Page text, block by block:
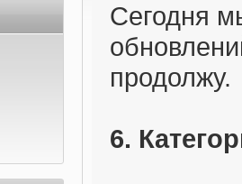
Сегодня
продолжу.
6.